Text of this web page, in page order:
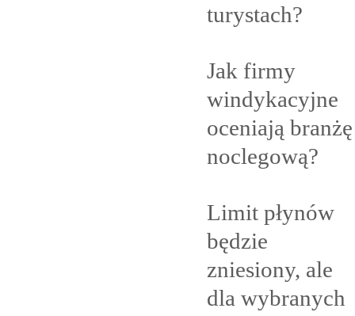
turystach?
Jak firmy
windykacyjne
oceniają branżę
noclegową?
Limit płynów
będzie
zniesiony, ale
dla wybranych